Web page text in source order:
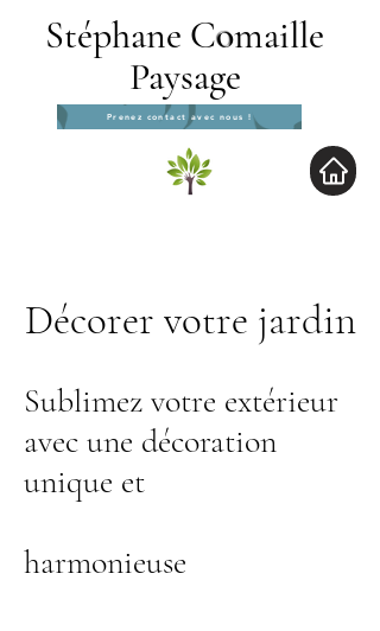
Stéphane Comaille
Paysage
Prenez contact avec nous !
Décorer votre jardin
Sublimez votre extérieur
avec une décoration
unique et
harmonieuse